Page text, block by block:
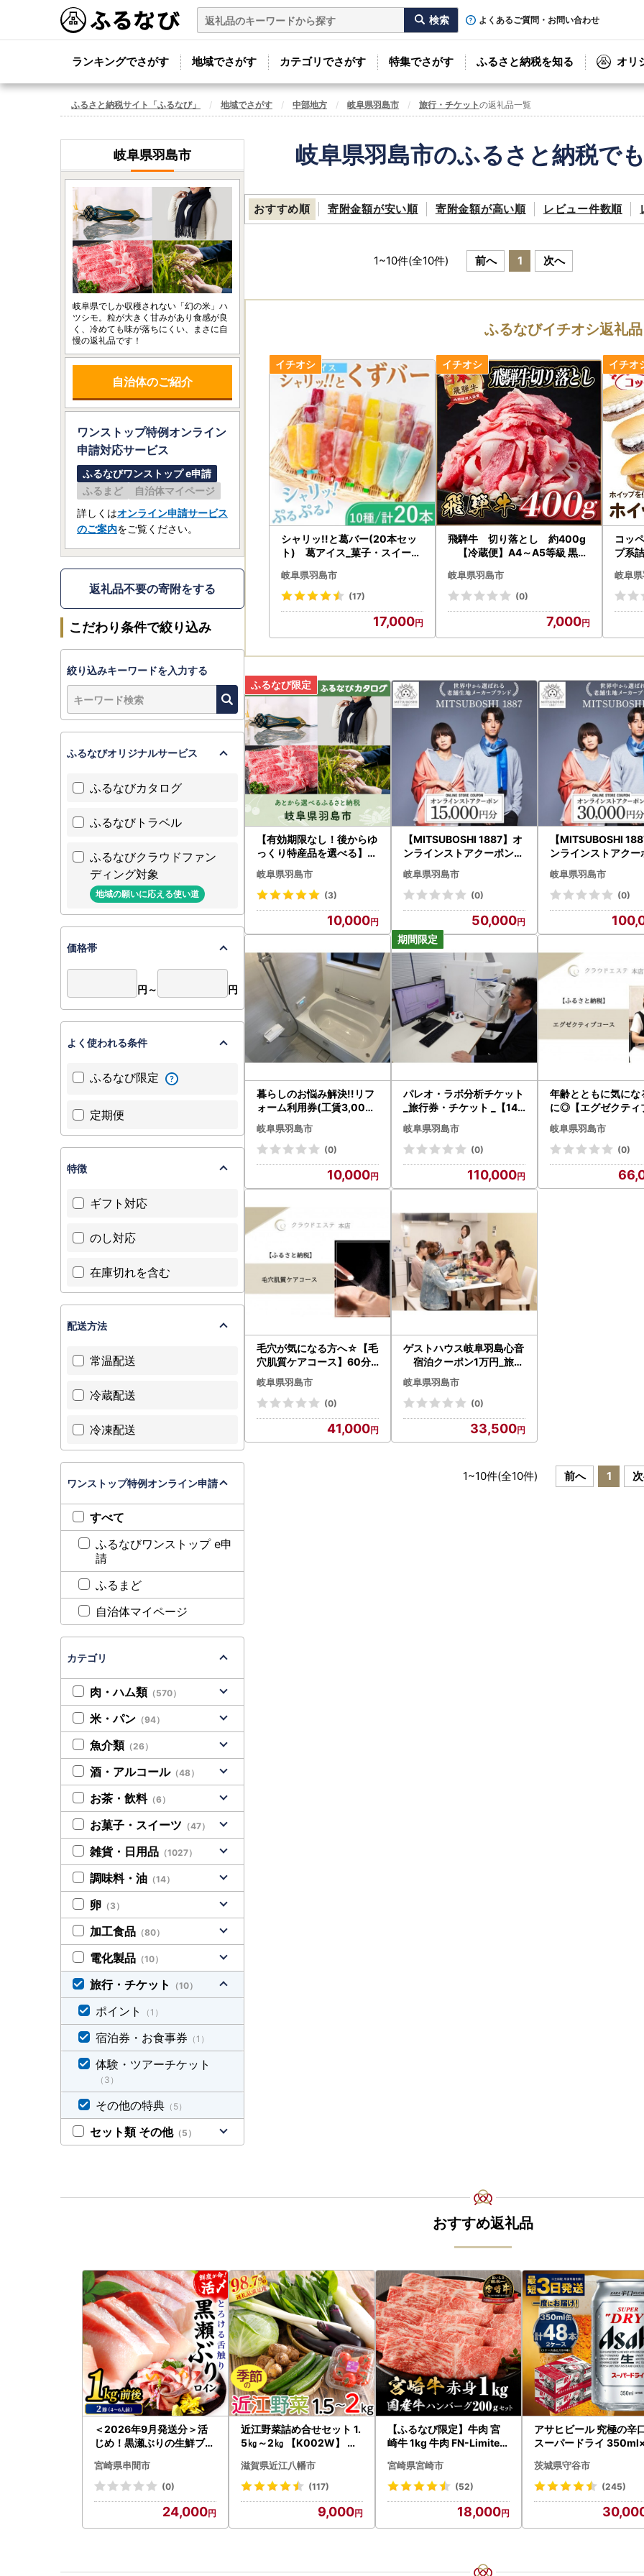
よくあるご質問・お問い合わせ
ランキングでさがす 地域でさがす カテゴリでさがす 特集でさがす ふるさと納税を知る オリ
ふるさと納税サイト「ふるなび」 地域でさがす 中部地方 岐阜県羽島市 旅行・チケットの返礼品一覧
岐阜県羽島市のふるさと納税で
おすすめ順 寄附金額が安い順 寄附金額が高い順 レビュー件数順
1~10件(全10件) 前へ 1 次へ
ふるなびイチオシ返礼品
シャリッ!!と葛バー(20本セッ
ト) 葛アイス_菓子・スイーツ
可地域：離島】【1421300】
岐阜県羽島市
(17)
17,000
飛騨牛 切り落とし 約400g
【冷蔵便】A4～A5等級 黒毛
可地域：離島】【1534677】
岐阜県羽島市
(0)
7,000
コッ
プ系
】【
岐阜
【有効期限なし！後からゆ
っくり特産品を選べる】岐
阜県羽島市カタログポイン
ト
岐阜県羽島市
(3)
10,000
【MITSUBOSHI 1887】オ
ンラインストアクーポン(1
5,000円分)_旅行券・チケ
ット _【1304679】
岐阜県羽島市
(0)
50,000
【MITSUBOSHI
ンラインストアク
0,000円分)_旅行券
ット _【1304681】
岐阜県羽島市
(0)
暮らしのお悩み解決!!リフ
ォーム利用券(工賃3,000
円分)【1693133】
岐阜県羽島市
(0)
10,000
パレオ・ラボ分析チケット
_旅行券・チケット _【149
5891】
岐阜県羽島市
(0)
110,000
年齢とともに気にな
に◎【エグゼクティ
ス】90分_旅行券・
ト 体験チケット _【15295
61】
岐阜県羽島市
(0)
毛穴が気になる方へ☆【毛
穴肌質ケアコース】60分_
旅行券・チケット 体験チ
ケット _【1529563】
岐阜県羽島市
(0)
41,000
ゲストハウス岐阜羽島心音
宿泊クーポン1万円_旅行
券・チケット 宿泊商品券
宿泊券 _【1506202】
岐阜県羽島市
(0)
33,500
1~10件(全10件) 前へ 1
岐阜県羽島市
岐阜県でしか収穫されない「幻の米」ハ
ツシモ。粒が大きく甘みがあり食感が良
く、冷めても味が落ちにくい、まさに自
慢の返礼品です！
自治体のご紹介
ワンストップ特例オンライン
申請対応サービス
ふるなびワンストップ e申請
ふるまど
自治体マイページ
詳しくはオンライン申請サービス
のご案内をご覧ください。
返礼品不要の寄附をする
こだわり条件で絞り込み
絞り込みキーワードを入力する
ふるなびオリジナルサービス
ふるなびカタログ
ふるなびトラベル
ふるなびクラウドファン
ディング対象
地域の願いに応える使い道
価格帯
円～ 円
よく使われる条件
ふるなび限定
定期便
特徴
ギフト対応
のし対応
在庫切れを含む
配送方法
常温配送
冷蔵配送
冷凍配送
ワンストップ特例オンライン申請
すべて
ふるなびワンストップ e申
請
ふるまど
自治体マイページ
カテゴリ
肉・ハム類 （570）
米・パン （94）
魚介類 （26）
酒・アルコール（48）
お茶・飲料（6）
お菓子・スイーツ （47）
雑貨・日用品 （1027）
調味料・油 （14）
卵 （3）
加工食品 （80）
電化製品 （10）
旅行・チケット （10）
ポイント （1）
宿泊券・お食事券 （1）
体験・ツアーチケット
（3）
その他の特典 （5）
セット類 その他（5）
おすすめ返礼品
＜2026年9月発送分＞活
じめ！黒瀬ぶりの生鮮ブリ
K001-012-2609
宮崎県串間市
(0)
24,000
近江野菜詰め合せセット 1.
5㎏～2㎏ 【K002W】 野
滋賀県近江八幡市
(117)
9,000
【ふるなび限定】牛肉 宮
崎牛 1kg 牛肉 FN-Limited
宮崎県宮崎市
(52)
18,000
アサヒビール 究極の辛
スーパードライ
茨城県守谷市
(245)